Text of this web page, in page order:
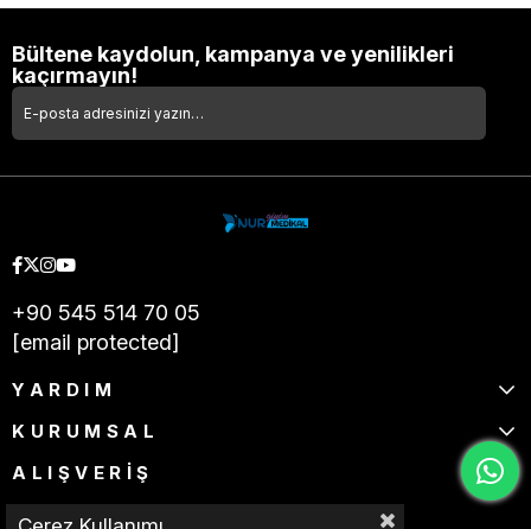
Bültene kaydolun, kampanya ve yenilikleri
kaçırmayın!
+90 545 514 70 05
[email protected]
YARDIM
KURUMSAL
ALIŞVERİŞ